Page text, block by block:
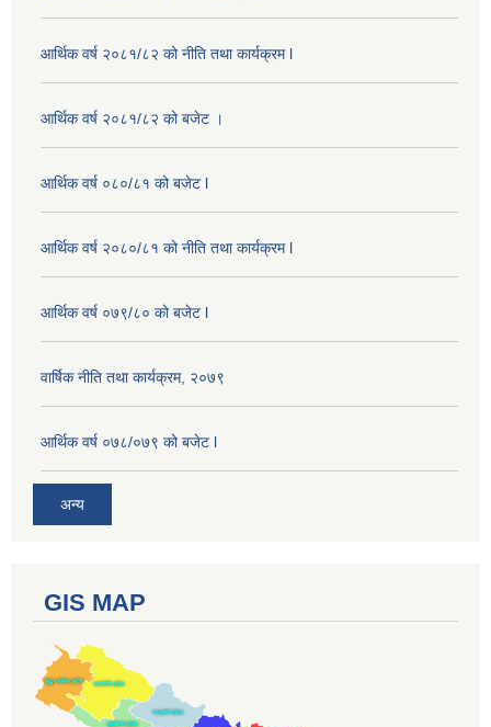
आर्थिक वर्ष २०८१/८२ को नीति तथा कार्यक्रम l
आर्थिक वर्ष २०८१/८२ को बजेट ।
आर्थिक वर्ष ०८०/८१ को बजेट l
आर्थिक वर्ष २०८०/८१ को नीति तथा कार्यक्रम l
आर्थिक वर्ष ०७९/८० को बजेट l
वार्षिक नीति तथा कार्यक्रम, २०७९
आर्थिक वर्ष ०७८/०७९ को बजेट l
अन्य
GIS MAP